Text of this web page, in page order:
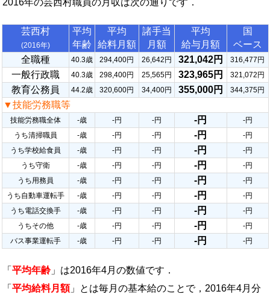
2016年の芸西村職員の月収は次の通りです．
芸西村
(2016年)
平均
年齢
平均
給料月額
諸手当
月額
平均
給与月額
国
ベース
全職種
40.3歳 294,400円 26,642円 321,042円 316,477円
一般行政職 40.3歳 298,400円 25,565円 323,965円 321,072円
教育公務員 44.2歳 320,600円 34,400円 355,000円 344,375円
▼技能労務職等
技能労務職全体 -歳 -円 -円 -円
-円
うち清掃職員
-歳 -円 -円 -円
-円
うち学校給食員
-歳 -円 -円 -円
-円
うち守衛
-歳 -円 -円 -円
-円
うち用務員
-歳 -円 -円 -円
-円
うち自動車運転手
-歳 -円 -円 -円
-円
うち電話交換手
-歳 -円 -円 -円
-円
うちその他
-歳 -円 -円 -円
-円
バス事業運転手
-歳 -円 -円 -円 -円
「 平均年齢 」は2016年4月の数値です．
「 平均給料月額」とは毎月の基本給のことで，2016年4月分